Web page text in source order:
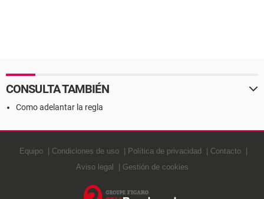
CONSULTA TAMBIÉN
Como adelantar la regla
Equipo Condiciones de uso Política de privacidad
Contacto
Aviso legal
Gestión de cookies